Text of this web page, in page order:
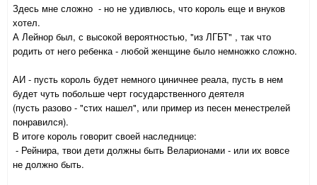
Здесь мне сложно - но не удивлюсь, что король еще и внуков
хотел.
А Лейнор был, с высокой вероятностью, "из ЛГБТ" , так что
родить от него ребенка - любой женщине было немножко сложно.
АИ - пусть король будет немного циничнее реала, пусть в нем
будет чуть побольше черт государственного деятеля
(пусть разово - "стих нашел", или пример из песен менестрелей
понравился).
В итоге король говорит своей наследнице:
- Рейнира, твои дети должны быть Веларионами - или их вовсе
не должно быть.